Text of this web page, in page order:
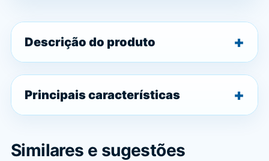
Descrição do produto
Principais características
Similares e sugestões